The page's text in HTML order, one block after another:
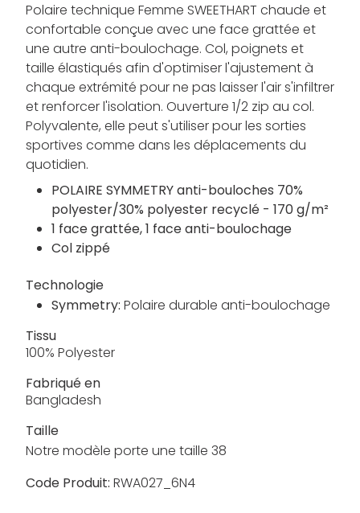
Polaire technique Femme SWEETHART chaude et
confortable conçue avec une face grattée et
une autre anti-boulochage. Col, poignets et
taille élastiqués afin d'optimiser l'ajustement à
chaque extrémité pour ne pas laisser l'air s'infiltrer
et renforcer l'isolation. Ouverture 1/2 zip au col.
Polyvalente, elle peut s'utiliser pour les sorties
sportives comme dans les déplacements du
quotidien.
POLAIRE SYMMETRY anti-bouloches 70%
polyester/30% polyester recyclé - 170 g/m²
1 face grattée, 1 face anti-boulochage
Col zippé
Technologie
Symmetry: Polaire durable anti-boulochage
Tissu
100% Polyester
Fabriqué en
Bangladesh
Taille
Notre modèle porte une taille 38
Code Produit: RWA027_6N4